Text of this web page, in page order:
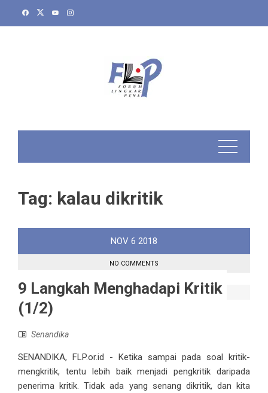
Tag: kalau dikritik
NOV 6 2018
NO COMMENTS
9 Langkah Menghadapi Kritik
(1/2)
Senandika
SENANDIKA, FLP.or.id - Ketika sampai pada soal kritik-
mengkritik, tentu lebih baik menjadi pengkritik daripada
penerima kritik. Tidak ada yang senang dikritik, dan kita